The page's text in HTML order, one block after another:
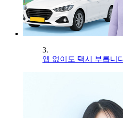
3.
앱 없이도 택시 부릅니